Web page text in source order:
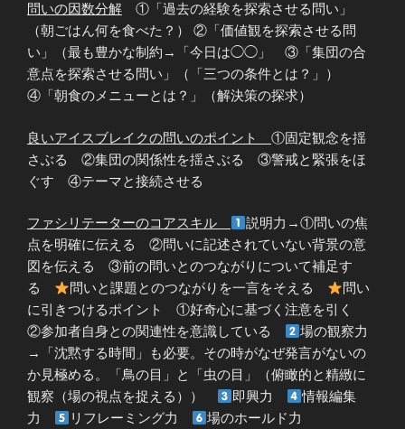
問いの因数分解 ①「過去の経験を探索させる問い」
（朝ごはん何を食べた？） ②「価値観を探索させる問
い」（最も豊かな制約→「今日は◯◯」 ③「集団の合
意点を探索させる問い」（「三つの条件とは？」）
④「朝食のメニューとは？」（解決策の探求）
良いアイスブレイクの問いのポイント ①固定観念を揺
さぶる ②集団の関係性を揺さぶる ③警戒と緊張をほ
ぐす ④テーマと接続させる
ファシリテーターのコアスキル
説明力→①問いの焦
点を明確に伝える ②問いに記述されていない背景の意
図を伝える ③前の問いとのつながりについて補足す
る
問いと課題とのつながりを一言をそえる
問い
に引きつけるポイント ①好奇心に基づく注意を引く
②参加者自身との関連性を意識している
場の観察力
→「沈黙する時間」も必要。その時がなぜ発言がないの
か見極める。「鳥の目」と「虫の目」（俯瞰的と精緻に
観察（場の視点を捉える））
即興力
情報編集
力
リフレーミング力 場のホールド力